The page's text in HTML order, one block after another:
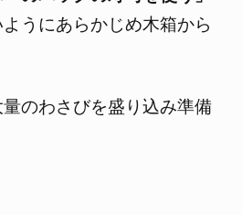
うにあらかじめ木箱から
のわさびを盛り込み準備